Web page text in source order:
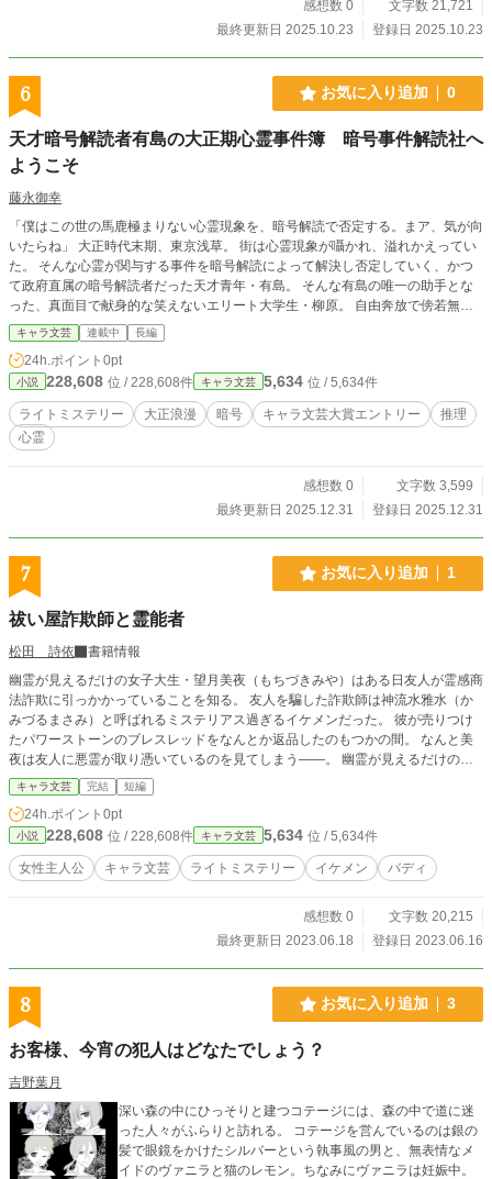
感想数 0
文字数 21,721
最終更新日 2025.10.23
登録日 2025.10.23
6 お気に入り追加 0
天才暗号解読者有島の大正期心霊事件簿 暗号事件解読社へ
ようこそ
藤永御幸
「僕はこの世の馬鹿極まりない心霊現象を、暗号解読で否定する。まア、気が向
いたらね」 大正時代末期、東京浅草。 街は心霊現象が囁かれ、溢れかえってい
た。 そんな心霊が関与する事件を暗号解読によって解決し否定していく、かつ
て政府直属の暗号解読者だった天才青年・有島。 そんな有島の唯一の助手とな
った、真面目で献身的な笑えないエリート大学生・柳原。 自由奔放で傍若無
人！気まぐれな解読者と無表情な学生が『暗号』を武器に、周囲を振り回しなが
ら摩訶不思議な依頼に挑む。
キャラ文芸 連載中 長編
24h.ポイント 0pt
小説 228,608 位 / 228,608件 キャラ文芸 5,634 位 / 5,634件
ライトミステリー 大正浪漫 暗号 キャラ文芸大賞エントリー
推理
心霊
感想数 0
文字数 3,599
最終更新日 2025.12.31
登録日 2025.12.31
7 お気に入り追加 1
祓い屋詐欺師と霊能者
松田 詩依
書籍情報
幽霊が見えるだけの女子大生・望月美夜（もちづきみや）はある日友人が霊感商
法詐欺に引っかかっていることを知る。 友人を騙した詐欺師は神流水雅水（か
みづるまさみ）と呼ばれるミステリアス過ぎるイケメンだった。 彼が売りつけ
たパワーストーンのブレスレッドをなんとか返品したのもつかの間。 なんと美
夜は友人に悪霊が取り憑いているのを見てしまう――。 幽霊が見えるだけの女
子大生と、霊が見えない自称詐欺師の凸凹バディが繰り広げるオカルト詐欺ミス
テリー。 ※小説家になろう・カクヨムでも公開しております
キャラ文芸 完結 短編
24h.ポイント 0pt
小説 228,608 位 / 228,608件 キャラ文芸 5,634 位 / 5,634件
女性主人公 キャラ文芸 ライトミステリー イケメン バディ
感想数 0
文字数 20,215
最終更新日 2023.06.18
登録日 2023.06.16
8 お気に入り追加 3
お客様、今宵の犯人はどなたでしょう？
吉野葉月
深い森の中にひっそりと建つコテージには、森の中で道に迷
った人々がふらりと訪れる。 コテージを営んでいるのは銀の
髪で眼鏡をかけたシルバーという執事風の男と、無表情なメ
イドのヴァニラと猫のレモン。ちなみにヴァニラは妊娠中。